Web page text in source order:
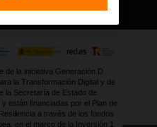
de la iniciativa Generación D
la Transformación Digital y de
la Secretaría de Estado de
están financiadas por el Plan de
a través de los fondos
en el marco de la Inversión 1